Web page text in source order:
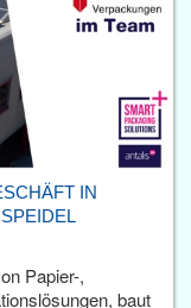
IN
Papier-,
baut